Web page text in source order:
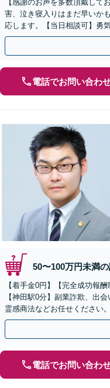
【感謝のお声を多数頂戴して
害、泣き寝入りはまだ早いか
応します。【当日相談可】勇
電話でお問い合わ
50〜100万円未満
【着手金0円】【完全成功報
【神田駅0分】副業詐欺、出
霊感商法などお任せください
電話でお問い合わ